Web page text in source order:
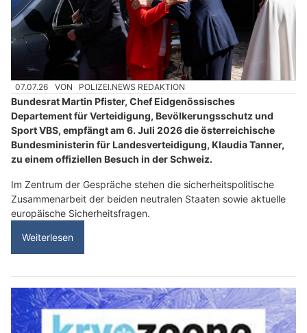
07.07.26 VON POLIZEI.NEWS REDAKTION
Bundesrat Martin Pfister, Chef Eidgenössisches
Departement für Verteidigung, Bevölkerungsschutz und
Sport VBS, empfängt am 6. Juli 2026 die österreichische
Bundesministerin für Landesverteidigung, Klaudia Tanner,
zu einem offiziellen Besuch in der Schweiz.
Im Zentrum der Gespräche stehen die sicherheitspolitische
Zusammenarbeit der beiden neutralen Staaten sowie aktuelle
europäische Sicherheitsfragen.
Weiterlesen